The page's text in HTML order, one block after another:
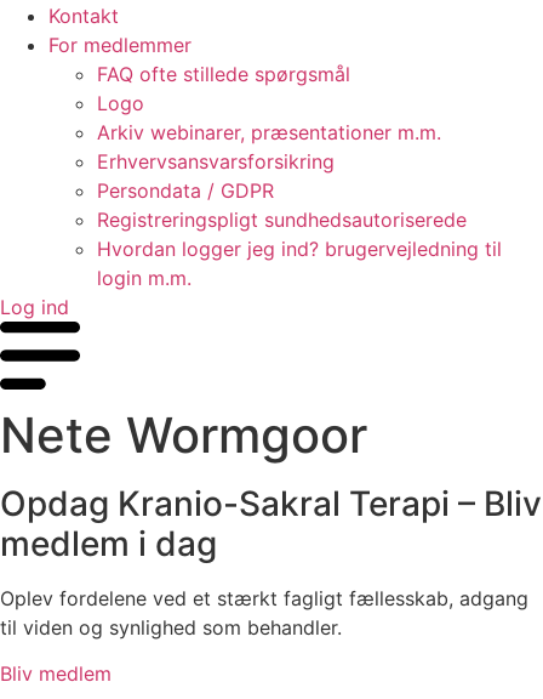
Kontakt
For medlemmer
FAQ ofte stillede spørgsmål
Logo
Arkiv webinarer, præsentationer m.m.
Erhvervsansvarsforsikring
Persondata / GDPR
Registreringspligt sundhedsautoriserede
Hvordan logger jeg ind? brugervejledning til
login m.m.
Log ind
Nete Wormgoor
Opdag Kranio-Sakral Terapi – Bliv
medlem i dag
Oplev fordelene ved et stærkt fagligt fællesskab, adgang
til viden og synlighed som behandler.
Bliv medlem